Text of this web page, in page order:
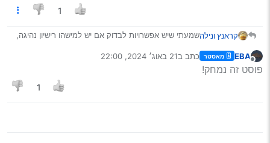
1
קראנץ ונילהשמעתי שיש אפשרויות לבדוק אם יש למישהו רישיון נהיגה,
מנותק
EBA מאסטר כתב ב21 באוג׳ 2024, 22:00
נערך לאחרונה על ידי
פוסט זה נמחק!
1